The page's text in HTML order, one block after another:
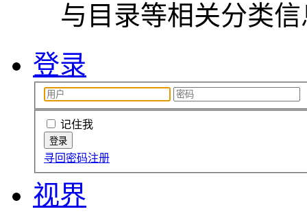
与目录等相关分类
登录
记住我
寻回密码注册
视界